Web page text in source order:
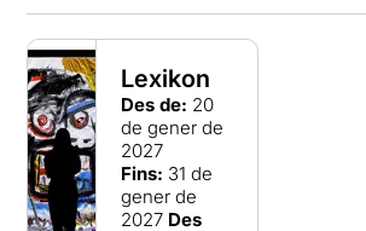
Lexikon
Des de: 20
de gener de
2027
Fins: 31 de
gener de
2027 Des